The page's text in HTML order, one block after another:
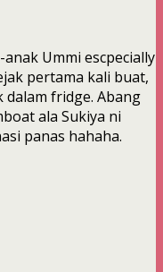
Ummi escpecially
pertama kali buat,
dalam fridge. Abang
ala Sukiya ni
panas hahaha.